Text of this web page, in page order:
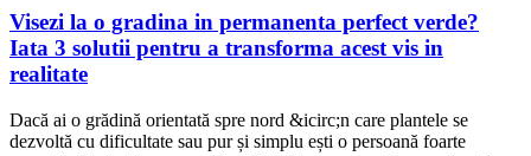
Visezi la o gradina in permanenta perfect verde?
Iata 3 solutii pentru a transforma acest vis in
realitate
Dacă ai o grădină orientată spre nord &icirc;n care plantele se
dezvoltă cu dificultate sau pur și simplu ești o persoană foarte